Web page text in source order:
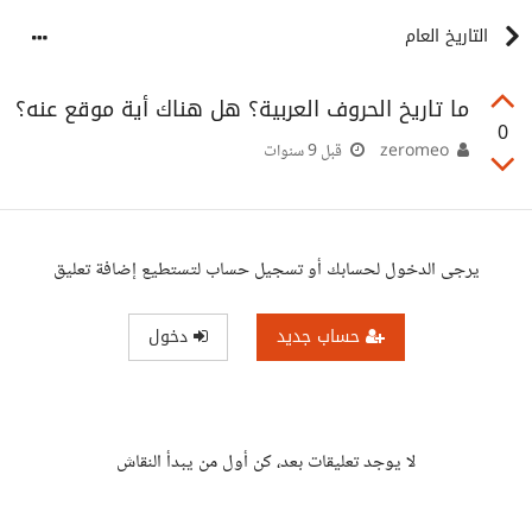
التاريخ العام
0
ما تاريخ الحروف العربية؟ هل هناك أية موقع عنه؟
قبل 9 سنوات
يرجى الدخول لحسابك أو تسجيل حساب لتستطيع إضافة تعليق
حساب جديد دخول
لا يوجد تعليقات بعد، كن أول من يبدأ النقاش